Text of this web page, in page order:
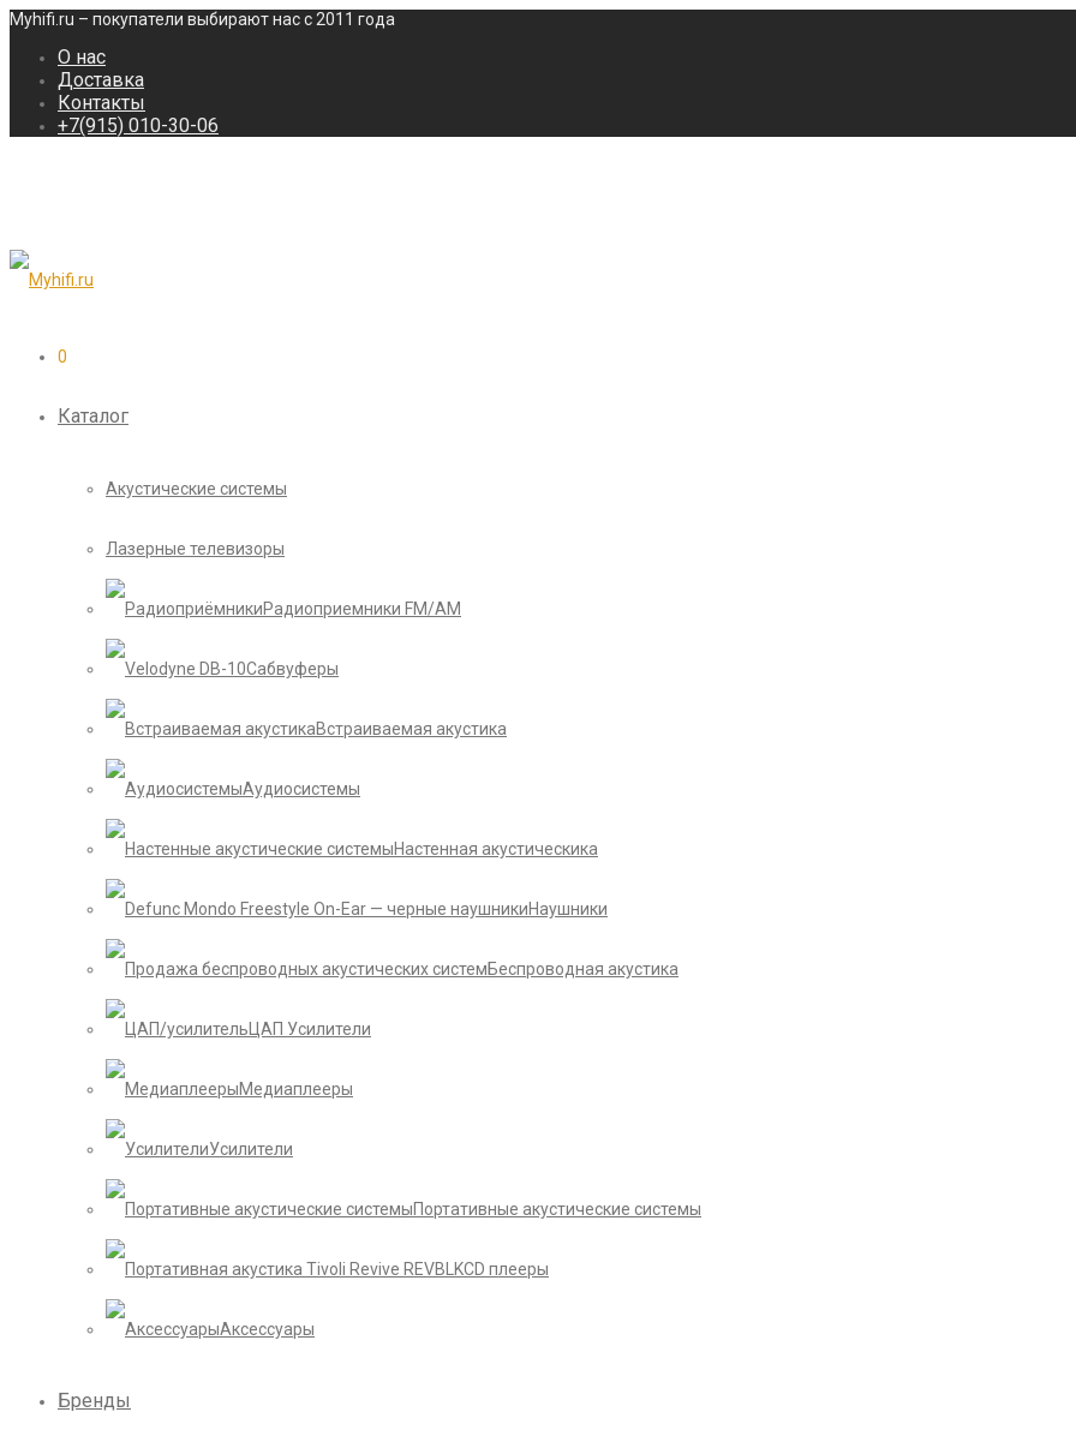
Myhifi.ru – покупатели выбирают нас с 2011 года
О нас
Доставка
Контакты
+7(915) 010-30-06
0
Каталог
Акустические системы
Лазерные телевизоры
Радиоприемники FM/AM
Сабвуферы
Встраиваемая акустика
Аудиосистемы
Настенная акустическика
Наушники
Беспроводная акустика
ЦАП Усилители
Медиаплееры
Усилители
Портативные акустические системы
CD плееры
Аксессуары
Бренды